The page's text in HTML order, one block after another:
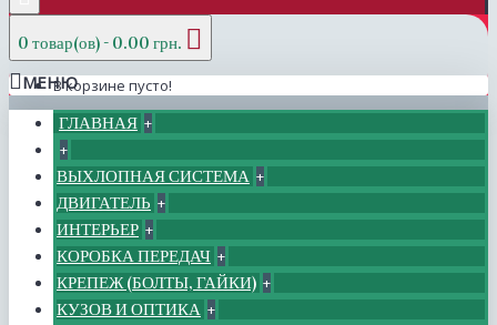
0 товар(ов) - 0.00 грн.
В корзине пусто!
МЕНЮ
ГЛАВНАЯ +
+
ВЫХЛОПНАЯ СИСТЕМА +
ДВИГАТЕЛЬ +
ИНТЕРЬЕР +
КОРОБКА ПЕРЕДАЧ +
КРЕПЕЖ (БОЛТЫ, ГАЙКИ) +
КУЗОВ И ОПТИКА +